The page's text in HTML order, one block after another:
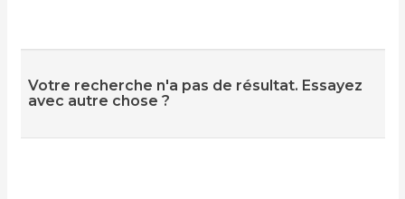
Votre recherche n'a pas de résultat. Essayez
avec autre chose ?